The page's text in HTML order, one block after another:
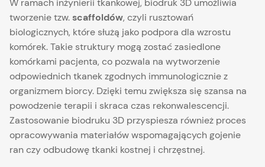
W ramach inżynierii tkankowej, biodruk 3D umożliwia
tworzenie tzw.scaffoldów, czyli rusztowań
biologicznych, które służą jako podpora dla wzrostu
komórek. Takie struktury mogą zostać zasiedlone
komórkami pacjenta, co pozwala na wytworzenie
odpowiednich tkanek zgodnych immunologicznie z
organizmem biorcy. Dzięki temu zwiększa się szansa na
powodzenie terapii i skraca czas rekonwalescencji.
Zastosowanie biodruku 3D przyspiesza również proces
opracowywania materiałów wspomagających gojenie
ran czy odbudowę tkanki kostnej i chrzęstnej.